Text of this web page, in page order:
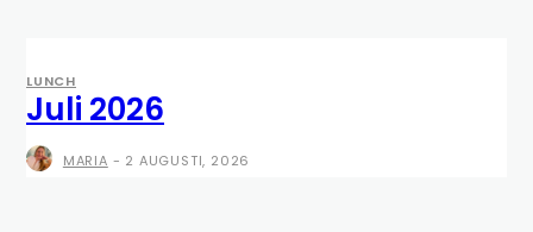
LUNCH
Juli 2026
MARIA - 2 AUGUSTI, 2026